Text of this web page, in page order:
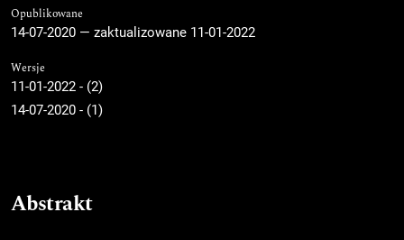
Opublikowane
14-07-2020 — zaktualizowane 11-01-2022
Wersje
11-01-2022 - (2)
14-07-2020 - (1)
Abstrakt